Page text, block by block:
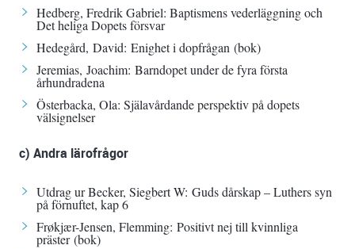
Hedberg, Fredrik Gabriel: Baptismens vederläggning och
Det heliga Dopets försvar
Hedegård, David: Enighet i dopfrågan (bok)
Jeremias, Joachim: Barndopet under de fyra första
århundradena
Österbacka, Ola: Själavårdande perspektiv på dopets
välsignelser
c) Andra lärofrågor
Utdrag ur Becker, Siegbert W: Guds dårskap – Luthers syn
på förnuftet, kap 6
Frøkjær-Jensen, Flemming: Positivt nej till kvinnliga
präster(bok)